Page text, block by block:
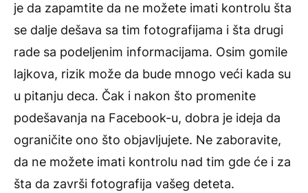
je da zapamtite da ne možete imati kontrolu šta
se dalje dešava sa tim fotografijama i šta drugi
rade sa podeljenim informacijama. Osim gomile
lajkova, rizik može da bude mnogo veći kada su
u pitanju deca. Čak i nakon što promenite
podešavanja na Facebook-u, dobra je ideja da
ograničite ono što objavljujete. Ne zaboravite,
da ne možete imati kontrolu nad tim gde će i za
šta da završi fotografija vašeg deteta.